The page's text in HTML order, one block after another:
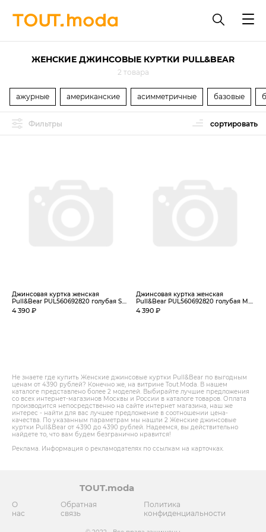
ЖЕНСКИЕ ДЖИНСОВЫЕ КУРТКИ PULL&BEAR
2 товара
ажурные американские асимметричные базовые
Фильтры сортировать
Джинсовая куртка женская
Pull&Bear PUL560692820 голубая S....
4 390 ₽
Джинсовая куртка женская
Pull&Bear PUL560692820 голубая M....
4 390 ₽
Не знаете где купить Женские джинсовые куртки Pull&Bear по выгодным
ценам от 4390 рублей? Конечно же, на витрине Tout.Modа. В нашем
каталоге представлено более 2 моделей. Выбирайте лучшие предложения
со всех интернет-магазинов Москвы и России в каталоге товаров. Оплата
производится непосредственно на сайте интернет магазина, наш же
интерес - найти для вас лучшее предложение в соотношении цена-
качества. По указанным параметрам мы нашли 2 Женские джинсовые
куртки Pull&Bear от 4390 до 4390 рублей. Надеемся, вы действительно
найдете то, что вам будем безгранично нравится!
Реклама. Информация о рекламодателях по ссылкам на карточках.
TOUT.moda
О
нас
Обратная
связь
Политика
конфиденциальности